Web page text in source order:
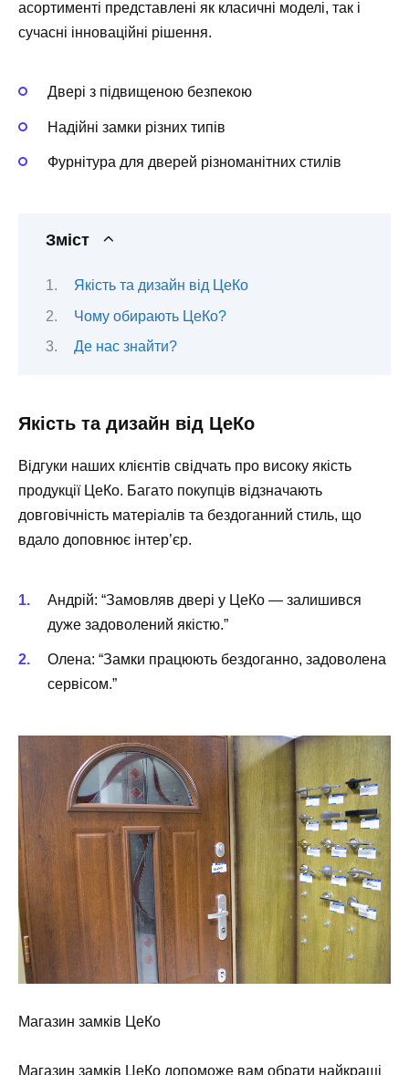
асортименті представлені як класичні моделі, так і
сучасні інноваційні рішення.
Двері з підвищеною безпекою
Надійні замки різних типів
Фурнітура для дверей різноманітних стилів
Зміст
Якість та дизайн від ЦеКо
Чому обирають ЦеКо?
Де нас знайти?
Якість та дизайн від ЦеКо
Відгуки наших клієнтів свідчать про високу якість
продукції ЦеКо. Багато покупців відзначають
довговічність матеріалів та бездоганний стиль, що
вдало доповнює інтер’єр.
Андрій: “Замовляв двері у ЦеКо — залишився
дуже задоволений якістю.”
Олена: “Замки працюють бездоганно, задоволена
сервісом.”
Магазин замків ЦеКо
Магазин замків ЦеКо допоможе вам обрати найкращі